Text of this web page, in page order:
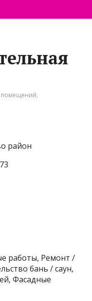
помещений,
район
работы, Ремонт /
бань / саун,
Фасадные